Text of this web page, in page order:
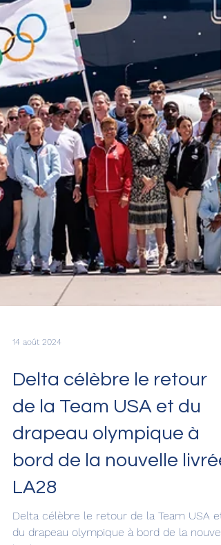
14 août 2024
Delta célèbre le retour
de la Team USA et du
LA28